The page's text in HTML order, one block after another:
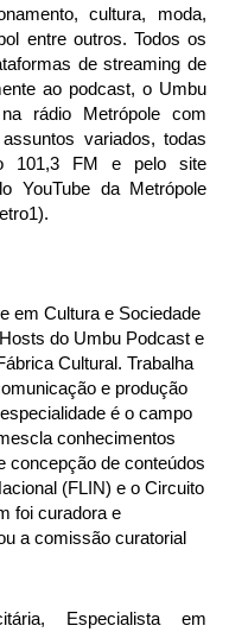
cultura, moda,
entre outros. Todos os
de streaming de
ao podcast, o Umbu
rádio Metrópole com
variados, todas
101,3 FM e pelo site
YouTube da Metrópole
).
em Cultura e Sociedade
do Umbu Podcast e
Cultural. Trabalha
e produção
é o campo
conhecimentos
concepção de conteúdos
(FLIN) e o Circuito
foi curadora e
a comissão curatorial
Especialista em